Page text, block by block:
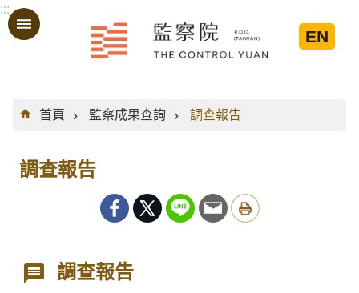
跳到主要內容區塊
:::
EN
:::
首頁
監察成果查詢 調查報告
調查報告
調查報告